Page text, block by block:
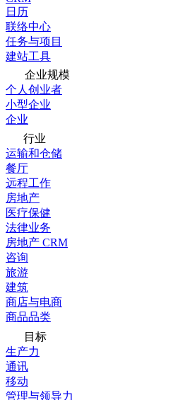
日历
联络中心
任务与项目
建站工具
企业规模
个人创业者
小型企业
企业
行业
运输和仓储
餐厅
远程工作
房地产
医疗保健
法律业务
房地产 CRM
咨询
旅游
建筑
商店与电商
商品品类
目标
生产力
通讯
移动
管理与领导力